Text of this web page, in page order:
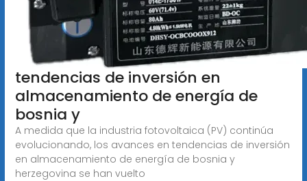
tendencias de inversión en
almacenamiento de energía de
bosnia y
A medida que la industria fotovoltaica (PV) continúa
evolucionando, los avances en tendencias de inversión
en almacenamiento de energía de bosnia y
herzegovina se han vuelto